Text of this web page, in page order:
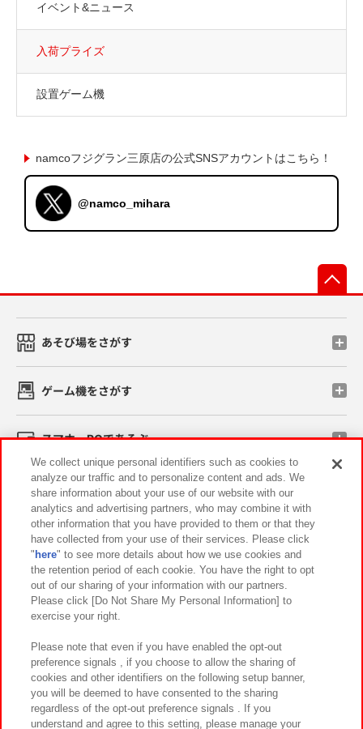
イベント&ニュース
入荷プライズ
設置ゲーム機
namcoフジグラン三原店の公式SNSアカウントはこちら！
@namco_mihara
あそび場をさがす
ゲーム機をさがす
スマホ・PCであそぶ
イベント・キャンペーン
関連会社 サステナビリティ サイトポリシー
プライバシーポリシー ウェブアクセシビリティ方針と検証結果
お取引先さまとともに
カスタマーハラスメント対応方針 よくあるご質問・お問い合わせ
We collect unique personal identifiers such as cookies to
analyze our traffic and to personalize content and ads. We
share information about your use of our website with our
analytics and advertising partners, who may combine it with
other information that you have provided to them or that they
have collected from your use of their services. Please click
" here" to see more details about how we use cookies and
the retention period of each cookie. You have the right to opt
out of our sharing of your information with our partners.
Please click [Do Not Share My Personal Information] to
exercise your right.
Please note that even if you have enabled the opt-out
preference signals , if you choose to allow the sharing of
cookies and other identifiers on the following setup banner,
you will be deemed to have consented to the sharing
regardless of the opt-out preference signals . If you
understand and agree to this setting, please manage your